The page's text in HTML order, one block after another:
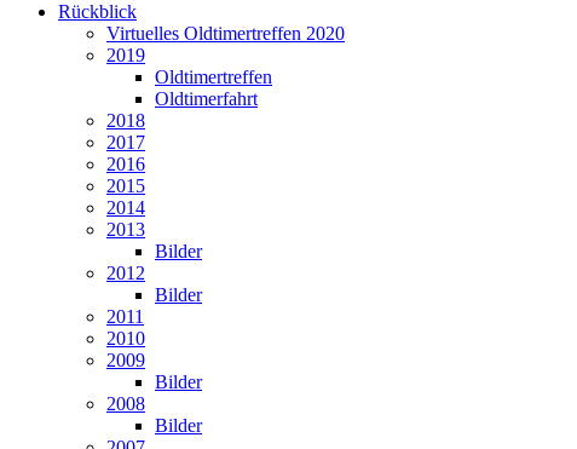
Rückblick
Virtuelles Oldtimertreffen 2020
2019
Oldtimertreffen
Oldtimerfahrt
2018
2017
2016
2015
2014
2013
Bilder
2012
Bilder
2011
2010
2009
Bilder
2008
Bilder